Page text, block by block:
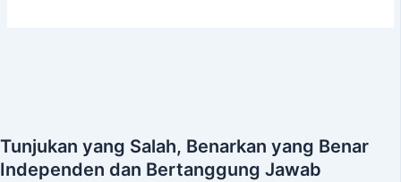
Tunjukan yang Salah, Benarkan yang Benar
Independen dan Bertanggung Jawab